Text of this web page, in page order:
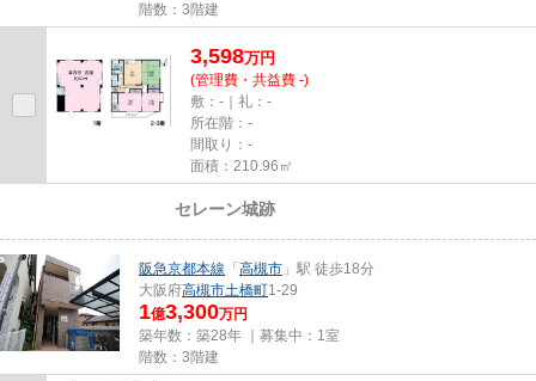
階数：3階建
3,598万円
(管理費・共益費 -)
敷：-｜礼：-
所在階：-
間取り：-
面積：210.96㎡
セレーン城跡
阪急京都本線 「 高槻市 」駅 徒歩18分
大阪府高槻市土橋町1-29
1億3,300万円
築年数：築28年 ｜募集中： 1室
階数：3階建